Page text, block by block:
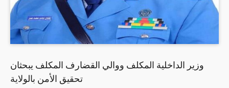
وزير الداخلية المكلف ووالي القضارف المكلف يبحثان
تحقيق الأمن بالولاية